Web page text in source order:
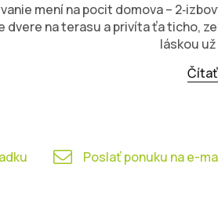
mení na pocit domova –
dvere na terasu a privíta ťa ticho,
láskou
Poslať ponuku na e-